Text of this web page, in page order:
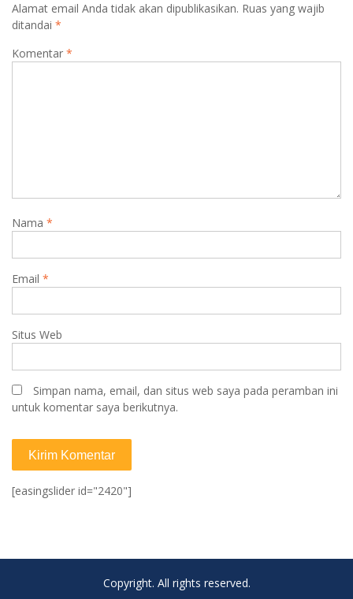
Alamat email Anda tidak akan dipublikasikan. Ruas yang wajib
ditandai *
Komentar *
Nama *
Email *
Situs Web
Simpan nama, email, dan situs web saya pada peramban ini
untuk komentar saya berikutnya.
[easingslider id="2420"]
Copyright. All rights reserved.